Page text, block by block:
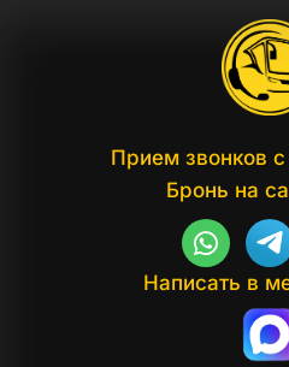
Прием звонков
Бронь на
Написать в